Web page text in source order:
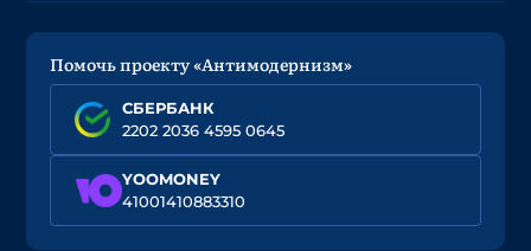
Помочь проекту «Антимодернизм»
СБЕРБАНК
2202 2036 4595 0645
YOOMONEY
41001410883310